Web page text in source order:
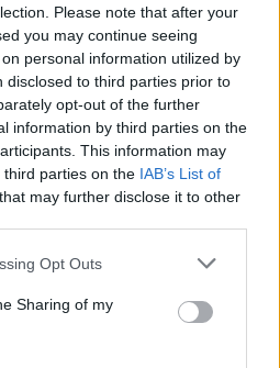
Please note that after your
you may continue seeing
personal information utilized by
disclosed to third parties prior to
opt-out of the further
information by third parties on the
This information may
parties on the IAB’s List of
that may further disclose it to other
Opt Outs
Sharing of my